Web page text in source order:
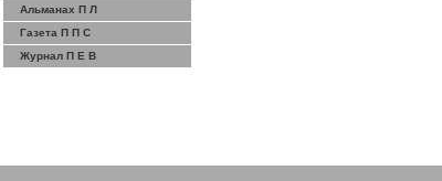
Альманах П Л
Газета П П С
Журнал П Е В